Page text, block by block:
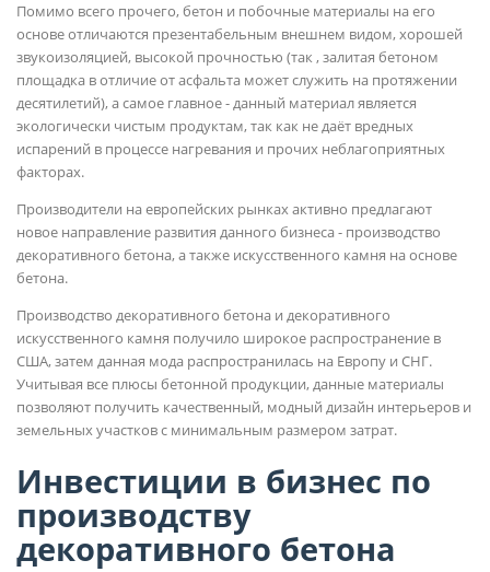
Помимо всего прочего, бетон и побочные материалы на его
основе отличаются презентабельным внешнем видом, хорошей
звукоизоляцией, высокой прочностью (так , залитая бетоном
площадка в отличие от асфальта может служить на протяжении
десятилетий), а самое главное - данный материал является
экологически чистым продуктам, так как не даёт вредных
испарений в процессе нагревания и прочих неблагоприятных
факторах.
Производители на европейских рынках активно предлагают
новое направление развития данного бизнеса - производство
декоративного бетона, а также искусственного камня на основе
бетона.
Производство декоративного бетона и декоративного
искусственного камня получило широкое распространение в
США, затем данная мода распространилась на Европу и СНГ.
Учитывая все плюсы бетонной продукции, данные материалы
позволяют получить качественный, модный дизайн интерьеров и
земельных участков с минимальным размером затрат.
Инвестиции в бизнес по
производству
декоративного бетона